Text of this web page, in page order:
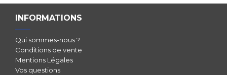
INFORMATIONS
Qui sommes-nous ?
Conditions de vente
Mentions Légales
Vos questions